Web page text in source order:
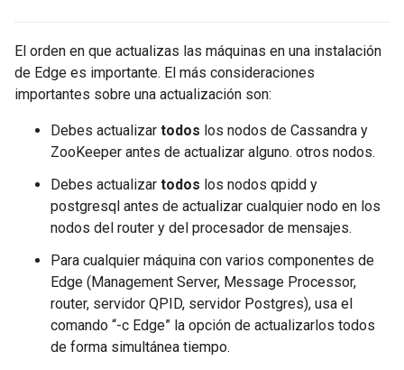
El orden en que actualizas las máquinas en una instalación
de Edge es importante. El más consideraciones
importantes sobre una actualización son:
Debes actualizar todos los nodos de Cassandra y
ZooKeeper antes de actualizar alguno. otros nodos.
Debes actualizar todos los nodos qpidd y
postgresql antes de actualizar cualquier nodo en los
nodos del router y del procesador de mensajes.
Para cualquier máquina con varios componentes de
Edge (Management Server, Message Processor,
router, servidor QPID, servidor Postgres), usa el
comando “-c Edge” la opción de actualizarlos todos
de forma simultánea tiempo.